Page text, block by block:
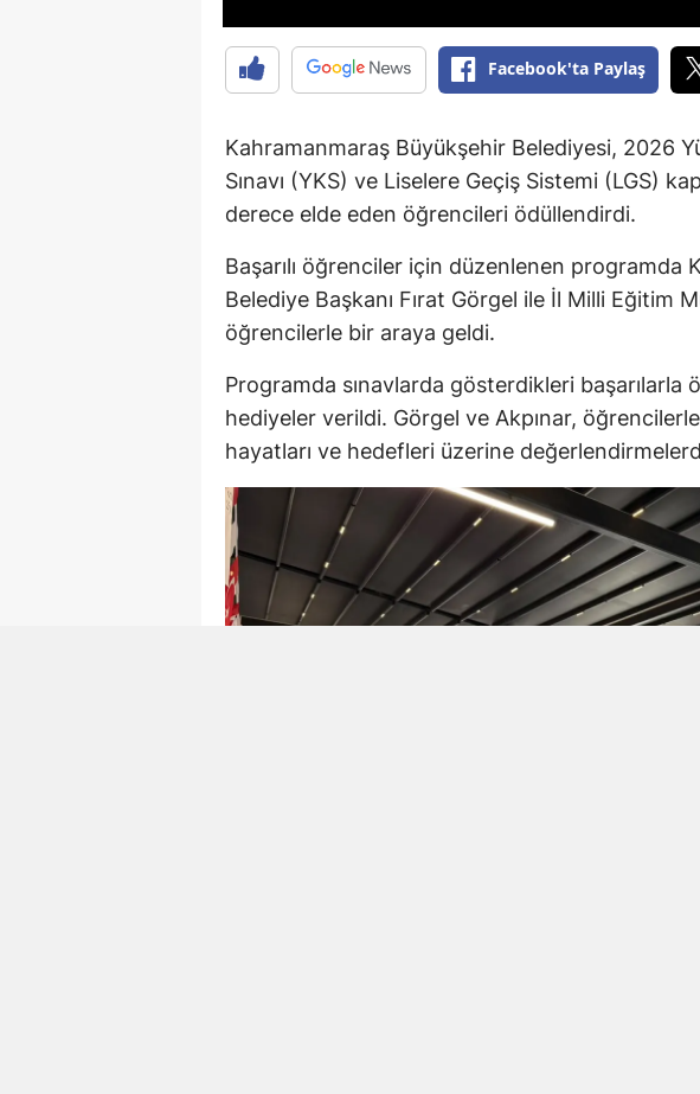
Facebook'ta Paylaş
Kahramanmaraş Büyükşehir Belediyesi, 2026
Sınavı (YKS) ve Liselere Geçiş Sistemi (LGS)
derece elde eden öğrencileri ödüllendirdi.
Başarılı öğrenciler için düzenlenen programda
Belediye Başkanı Fırat Görgel ile İl Milli Eğitim
öğrencilerle bir araya geldi.
Programda sınavlarda gösterdikleri başarılarla
hediyeler verildi. Görgel ve Akpınar,
hayatları ve hedefleri üzerine